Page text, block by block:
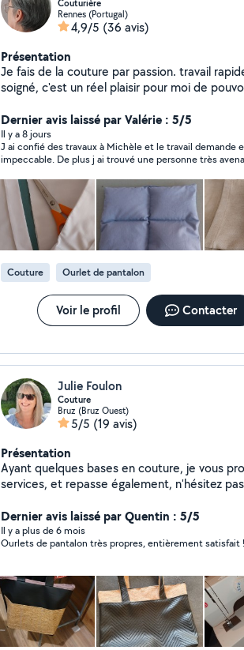
Couturière
Rennes (Portugal)
4,9/5 (36 avis)
Présentation
Je fais de la couture par passion. travail
soigné, c'est un réel plaisir pour moi de
Dernier avis laissé par Valérie : 5/5
Il y a 8 jours
J ai confié des travaux à Michèle et le travail demande
impeccable. De plus j ai trouvé une personne très avenante,
Couture Ourlet de pantalon
Voir le profil Contacter
Julie Foulon
Couture
Bruz (Bruz Ouest)
5/5 (19 avis)
Présentation
Ayant quelques bases en couture, je vous
services, et repasse également, n'hésitez
Dernier avis laissé par Quentin : 5/5
Il y a plus de 6 mois
Ourlets de pantalon très propres, entièrement satisfait !